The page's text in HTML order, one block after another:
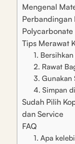
Mengenal
Perbandingan
Polycarbonate
Tips Merawat
1.
2. Rawat
3. Gunakan
4. Simpan
Sudah Pilih
dan Service
FAQ
1. Apa